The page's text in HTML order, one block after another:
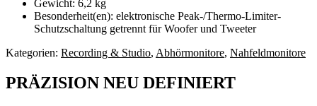
Gewicht: 6,2 kg
Besonderheit(en): elektronische Peak-/Thermo-Limiter-
Schutzschaltung getrennt für Woofer und Tweeter
Kategorien: Recording & Studio, Abhörmonitore, Nahfeldmonitore
PRÄZISION NEU DEFINIERT